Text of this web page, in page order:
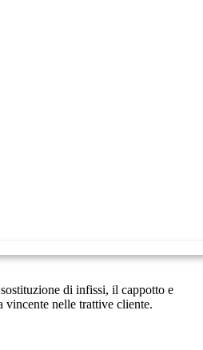
di infissi, il cappotto e
vincente nelle trattive cliente.